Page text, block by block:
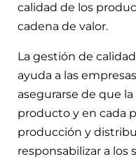
calidad de los
cadena de valor.
La gestión de
ayuda a las
asegurarse de que
producto y en cada
producción y
responsabilizar a